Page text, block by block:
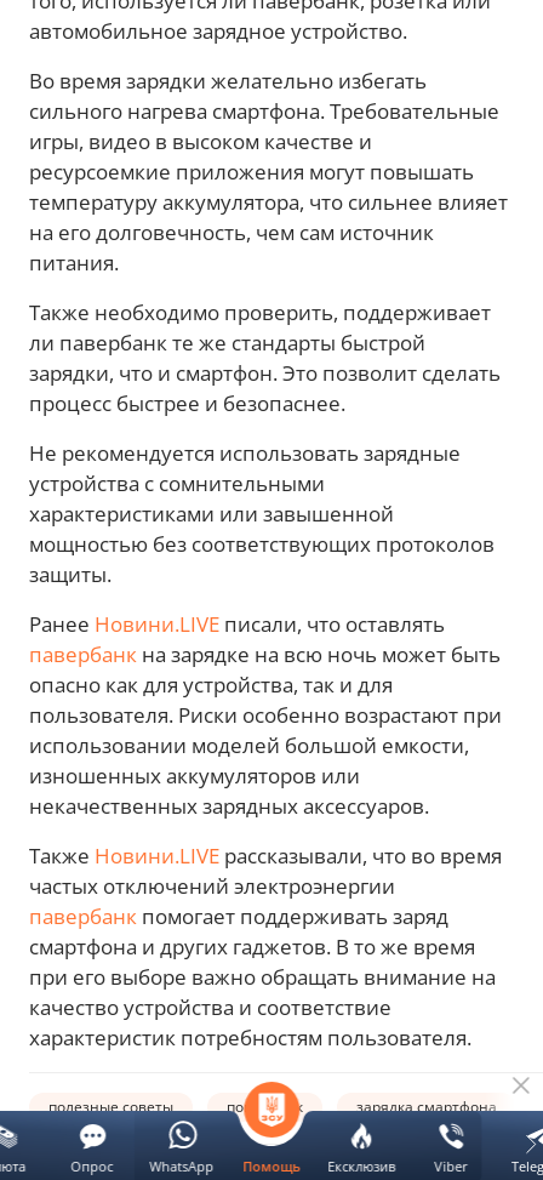
автомобильное зарядное устройство.
Во время зарядки желательно избегать
сильного нагрева смартфона. Требовательные
игры, видео в высоком качестве и
ресурсоемкие приложения могут повышать
температуру аккумулятора, что сильнее влияет
на его долговечность, чем сам источник
питания.
Также необходимо проверить, поддерживает
ли павербанк те же стандарты быстрой
зарядки, что и смартфон. Это позволит сделать
процесс быстрее и безопаснее.
Не рекомендуется использовать зарядные
устройства с сомнительными
характеристиками или завышенной
мощностью без соответствующих протоколов
защиты.
Ранее Новини.LIVE писали, что оставлять
павербанк на зарядке на всю ночь может быть
опасно как для устройства, так и для
пользователя. Риски особенно возрастают при
использовании моделей большой емкости,
изношенных аккумуляторов или
некачественных зарядных аксессуаров.
Также Новини.LIVE рассказывали, что во время
частых отключений электроэнергии
павербанк помогает поддерживать заряд
смартфона и других гаджетов. В то же время
при его выборе важно обращать внимание на
качество устройства и соответствие
характеристик потребностям пользователя.
полезные советы повербанк зарядка смартфона
Помощь Ексклюзив Viber
Опрос WhatsApp